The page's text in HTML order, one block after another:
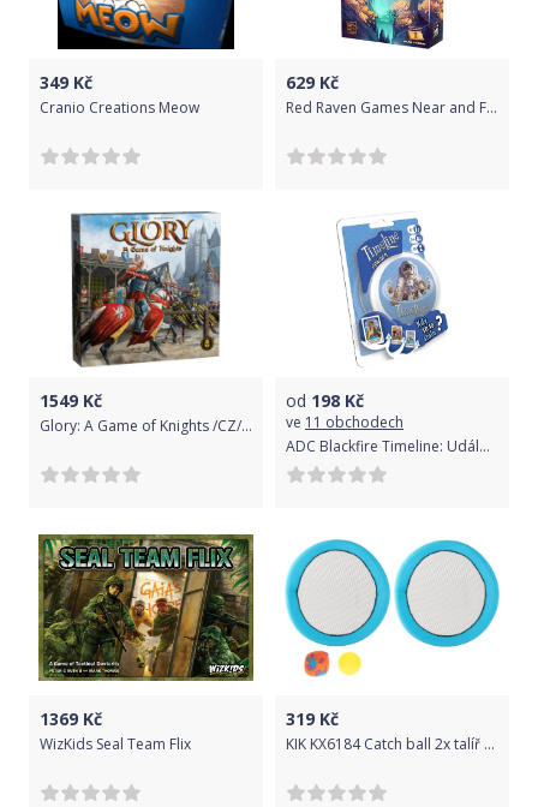
349 Kč
Cranio Creations Meow
629 Kč
Red Raven Games Near and Far: Amber Mines
1549 Kč
Glory: A Game of Knights /CZ/EN/
od 198 Kč
ve 11 obchodech
ADC Blackfire Timeline: Události
1369 Kč
WizKids Seal Team Flix
319 Kč
KIK KX6184 Catch ball 2x talíř + 2x míček